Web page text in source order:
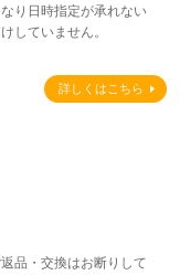
り日時指定が承れない
していません。
詳しくはこちら
品・交換はお断りして